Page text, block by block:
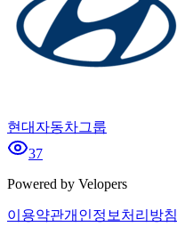
현대자동차그룹
37
Powered by Velopers
이용약관개인정보처리방침